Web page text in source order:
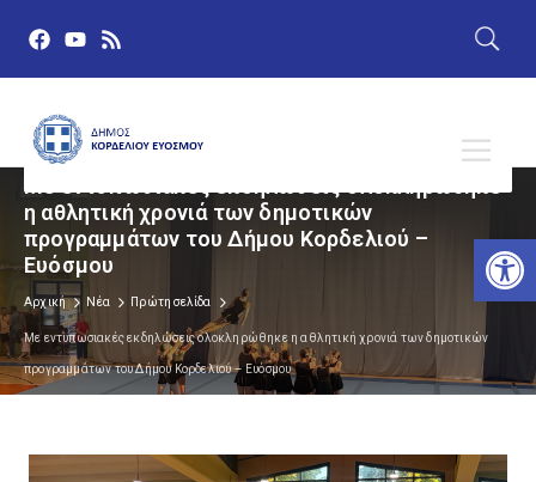
Με εντυπωσιακές εκδηλώσεις ολοκληρώθηκε
η αθλητική χρονιά των δημοτικών
προγραμμάτων του Δήμου Κορδελιού –
Ευόσμου
Αρχική Νέα Πρώτη σελίδα
Με εντυπωσιακές εκδηλώσεις ολοκληρώθηκε η αθλητική χρονιά των δημοτικών
προγραμμάτων του Δήμου Κορδελιού – Ευόσμου